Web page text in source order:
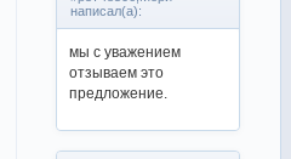
написал(а):
мы с уважением
отзываем это
предложение.